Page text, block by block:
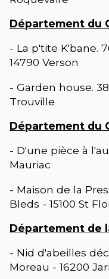
Département du
- La p'tite K'bane.
14790 Verson
- Garden house.
Trouville
Département du
- D'une pièce à
Mauriac
- Maison de la
Bleds - 15100 St
Département de
- Nid d'abeilles
Moreau - 16200